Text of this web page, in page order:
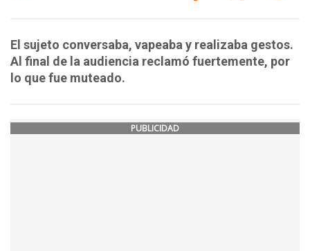
El sujeto conversaba, vapeaba y realizaba gestos.
Al final de la audiencia reclamó fuertemente, por
lo que fue muteado.
PUBLICIDAD